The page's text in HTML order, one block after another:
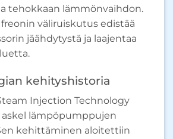
tehokkaan lämmönvaihdon.
väliruiskutus edistää
jäähdytystä ja laajentaa
kehityshistoria
Injection Technology
askel lämpöpumppujen
kehittäminen aloitettiin